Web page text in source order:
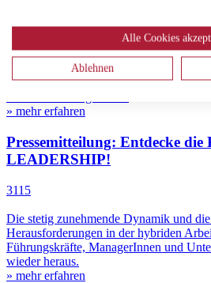
3117
Management vs. Leadership: Motivierte
GestalterInnen brauchen beides! Denn
auch die Leadership-Qualitäten
» mehr erfahren
Pressemitteilung: Entdecke
LEADERSHIP!
3115
Die stetig zunehmende Dynamik und
Herausforderungen in der hybriden
Führungskräfte, ManagerInnen und
wieder heraus.
» mehr erfahren
Alle Cookies
Ablehnen